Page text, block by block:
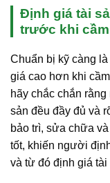
Định giá tài
trước khi
Chuẩn bị kỹ càng
giá cao hơn khi
hãy chắc chắn
sản đều đầy đủ và
bảo trì, sửa chữa
tốt, khiến người
và từ đó định giá